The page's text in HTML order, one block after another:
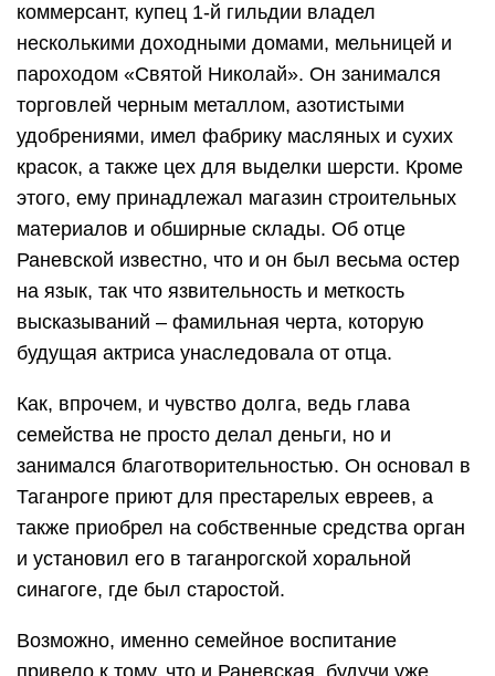
коммерсант, купец 1-й гильдии владел
несколькими доходными домами, мельницей и
пароходом «Святой Николай». Он занимался
торговлей черным металлом, азотистыми
удобрениями, имел фабрику масляных и сухих
красок, а также цех для выделки шерсти. Кроме
этого, ему принадлежал магазин строительных
материалов и обширные склады. Об отце
Раневской известно, что и он был весьма остер
на язык, так что язвительность и меткость
высказываний – фамильная черта, которую
будущая актриса унаследовала от отца.
Как, впрочем, и чувство долга, ведь глава
семейства не просто делал деньги, но и
занимался благотворительностью. Он основал в
Таганроге приют для престарелых евреев, а
также приобрел на собственные средства орган
и установил его в таганрогской хоральной
синагоге, где был старостой.
Возможно, именно семейное воспитание